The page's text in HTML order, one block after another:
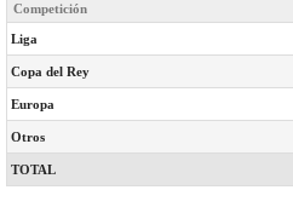
Competición
Liga
Copa del Rey
Europa
Otros
TOTAL